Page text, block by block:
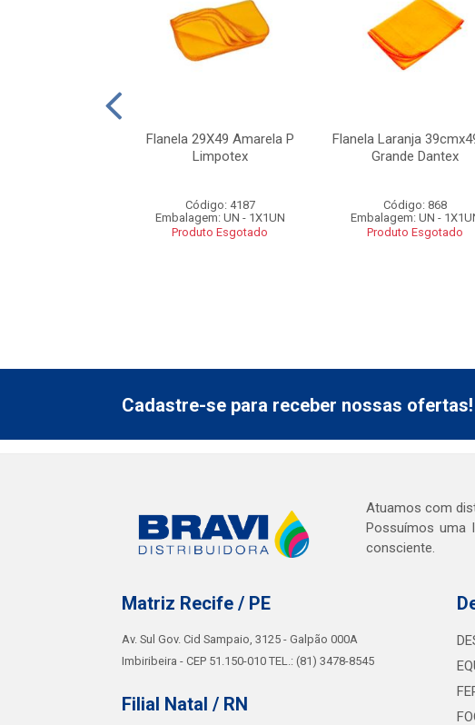
Flanela 29X49 Amarela P
Limpotex
Código: 4187
Embalagem: UN - 1X1UN
Produto Esgotado
Flanela Laranja
Grande Dantex
Código: 868
Embalagem: UN -
Produto Esgotado
Cadastre-se para receber nossas ofertas!
Atuamos com
Possuímos uma
consciente.
Matriz Recife / PE
Av. Sul Gov. Cid Sampaio, 3125 - Galpão 000A
Imbiribeira - CEP 51.150-010 TEL.: (81) 3478-8545
Filial Natal / RN